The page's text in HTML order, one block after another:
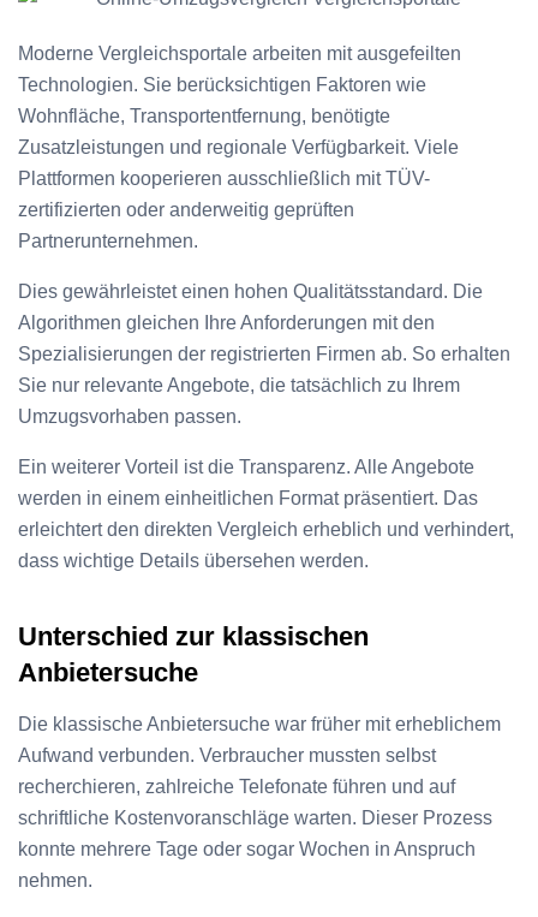
Moderne Vergleichsportale arbeiten mit ausgefeilten
Technologien. Sie berücksichtigen Faktoren wie
Wohnfläche, Transportentfernung, benötigte
Zusatzleistungen und regionale Verfügbarkeit. Viele
Plattformen kooperieren ausschließlich mit TÜV-
zertifizierten oder anderweitig geprüften
Partnerunternehmen.
Dies gewährleistet einen hohen Qualitätsstandard. Die
Algorithmen gleichen Ihre Anforderungen mit den
Spezialisierungen der registrierten Firmen ab. So erhalten
Sie nur relevante Angebote, die tatsächlich zu Ihrem
Umzugsvorhaben passen.
Ein weiterer Vorteil ist die Transparenz. Alle Angebote
werden in einem einheitlichen Format präsentiert. Das
erleichtert den direkten Vergleich erheblich und verhindert,
dass wichtige Details übersehen werden.
Unterschied zur klassischen
Anbietersuche
Die klassische Anbietersuche war früher mit erheblichem
Aufwand verbunden. Verbraucher mussten selbst
recherchieren, zahlreiche Telefonate führen und auf
schriftliche Kostenvoranschläge warten. Dieser Prozess
konnte mehrere Tage oder sogar Wochen in Anspruch
nehmen.